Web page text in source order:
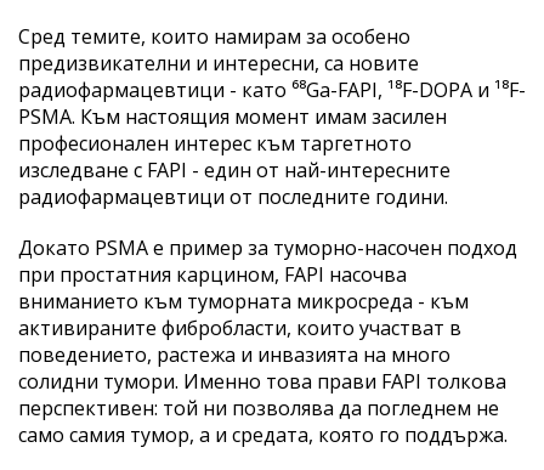
Сред темите, които намирам за особено
предизвикателни и интересни, са новите
радиофармацевтици - като ⁶⁸Ga-FAPI, ¹⁸F-DOPA и ¹⁸F-
PSMA. Към настоящия момент имам засилен
професионален интерес към таргетното
изследване с FAPI - един от най-интересните
радиофармацевтици от последните години.
Докато PSMA е пример за туморно-насочен подход
при простатния карцином, FAPI насочва
вниманието към туморната микросреда - към
активираните фибробласти, които участват в
поведението, растежа и инвазията на много
солидни тумори. Именно това прави FAPI толкова
перспективен: той ни позволява да погледнем не
само самия тумор, а и средата, която го поддържа.